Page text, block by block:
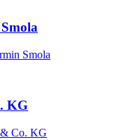
Smola
KG
Co. KG